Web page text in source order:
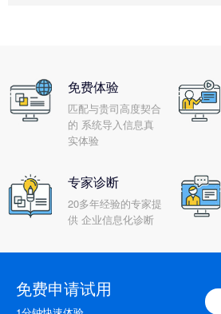
免费体验
匹配与贵司高度契合
的 系统导入信息真
实体验
专家诊断
20多年经验的专家提
供 企业信息化诊断
免费申请试用